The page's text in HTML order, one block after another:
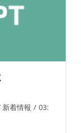
着情報 / 03: